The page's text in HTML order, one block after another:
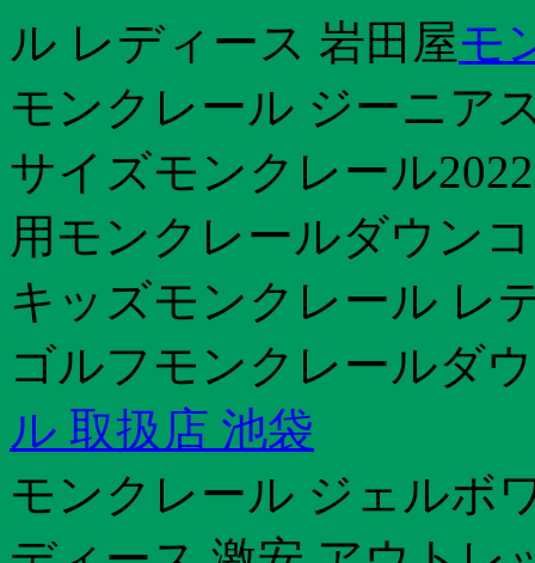
ル レディース 岩田屋モ
モンクレール ジーニア
サイズモンクレール
用モンクレールダウン
キッズモンクレール レ
ゴルフモンクレールダ
ル 取扱店 池袋
モンクレール ジェルボ